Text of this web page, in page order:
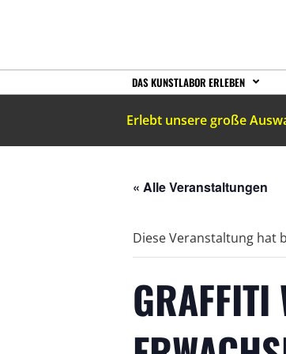
DAS KUNSTLABOR ERLEBEN
Erlebt unsere große
« Alle Veranstaltungen
Diese Veranstaltung hat
GRAFFITI